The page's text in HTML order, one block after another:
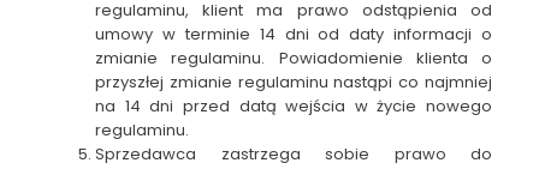
regulaminu, klient ma prawo odstąpienia od
umowy w terminie 14 dni od daty informacji o
zmianie regulaminu. Powiadomienie klienta o
przyszłej zmianie regulaminu nastąpi co najmniej
na 14 dni przed datą wejścia w życie nowego
regulaminu.
Sprzedawca zastrzega sobie prawo do